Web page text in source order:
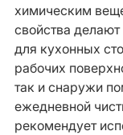
химическим
свойства
для кухонных
рабочих
так и снаружи
ежедневной
рекомендует